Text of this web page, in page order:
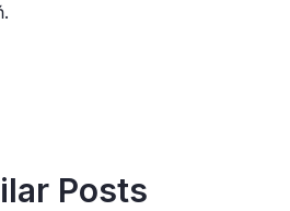
Posts